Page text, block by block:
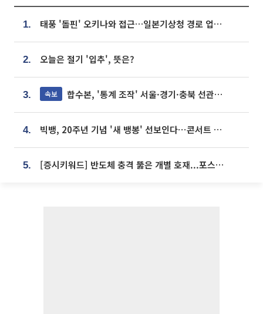
1. 태풍 '돌핀' 오키나와 접근…일본기상청 경로 업데이트
2. 오늘은 절기 '입추', 뜻은?
3. 속보 합수본, '통계 조작' 서울·경기·충북 선관위 등 추가 압수수색
4. 빅뱅, 20주년 기념 '새 뱅봉' 선보인다⋯콘서트 앞두고 팝업 개최
5. [증시키워드] 반도체 충격 뚫은 개별 호재...포스코퓨처엠·에코프로·한화솔루션 '눈길'